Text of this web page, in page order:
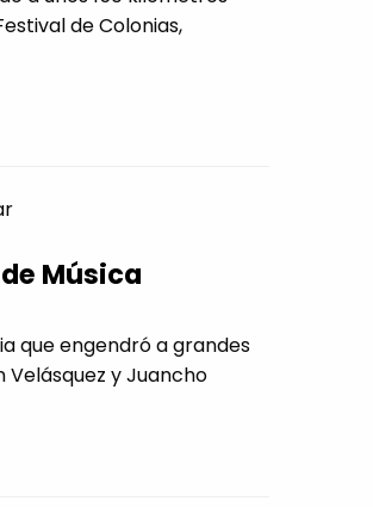
de Colonias,
Música
que engendró a grandes
y Juancho